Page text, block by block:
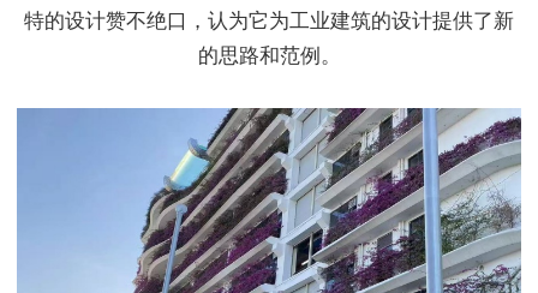
特的设计赞不绝口，认为它为工业建筑的设计提供了新
的思路和范例。